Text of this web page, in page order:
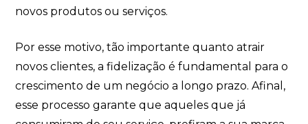
novos produtos ou serviços.
Por esse motivo, tão importante quanto atrair
novos clientes, a fidelização é fundamental para o
crescimento de um negócio a longo prazo. Afinal,
esse processo garante que aqueles que já